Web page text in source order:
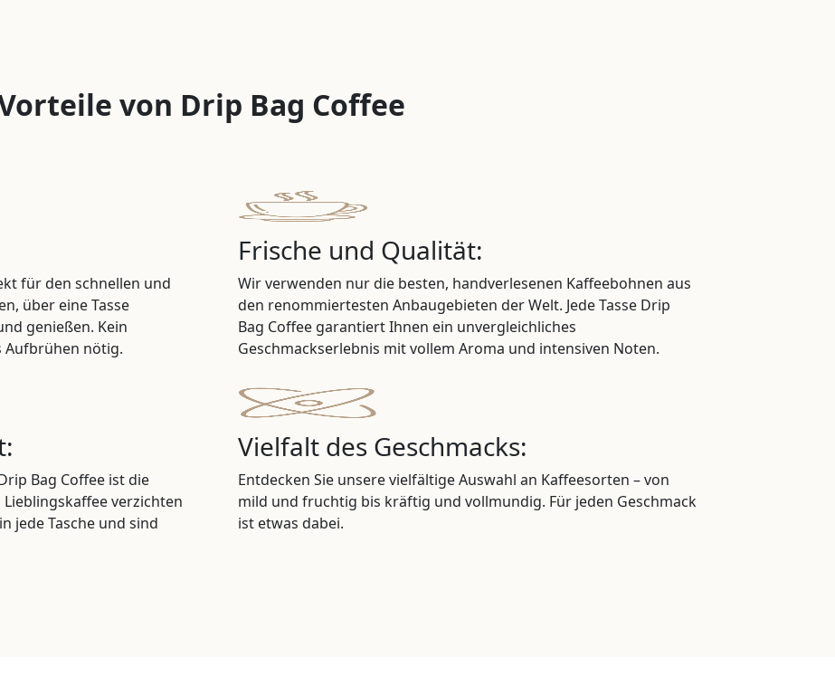
von Drip Bag Coffee
für den schnellen und
über eine Tasse
genießen. Kein
Aufbrühen nötig.
Frische und Qualität:
Wir verwenden nur die besten, handverlesenen Kaffeebohnen aus
den renommiertesten Anbaugebieten der Welt. Jede Tasse Drip
Bag Coffee garantiert Ihnen ein unvergleichliches
Geschmackserlebnis mit vollem Aroma und intensiven Noten.
Bag Coffee ist die
verzichten
jede Tasche und sind
Vielfalt des Geschmacks:
Entdecken Sie unsere vielfältige Auswahl an Kaffeesorten – von
mild und fruchtig bis kräftig und vollmundig. Für jeden Geschmack
ist etwas dabei.